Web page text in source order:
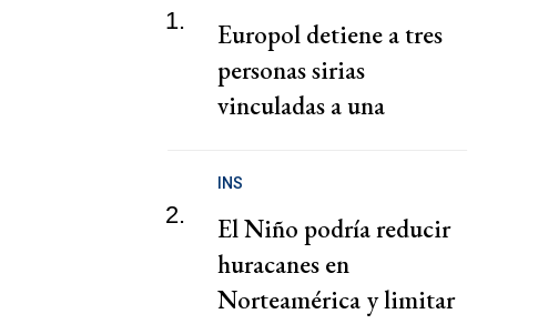
1.
Europol detiene a tres
personas sirias
vinculadas a una
de migrantes
2.
INS
El Niño podría reducir
huracanes en
Norteamérica y limitar